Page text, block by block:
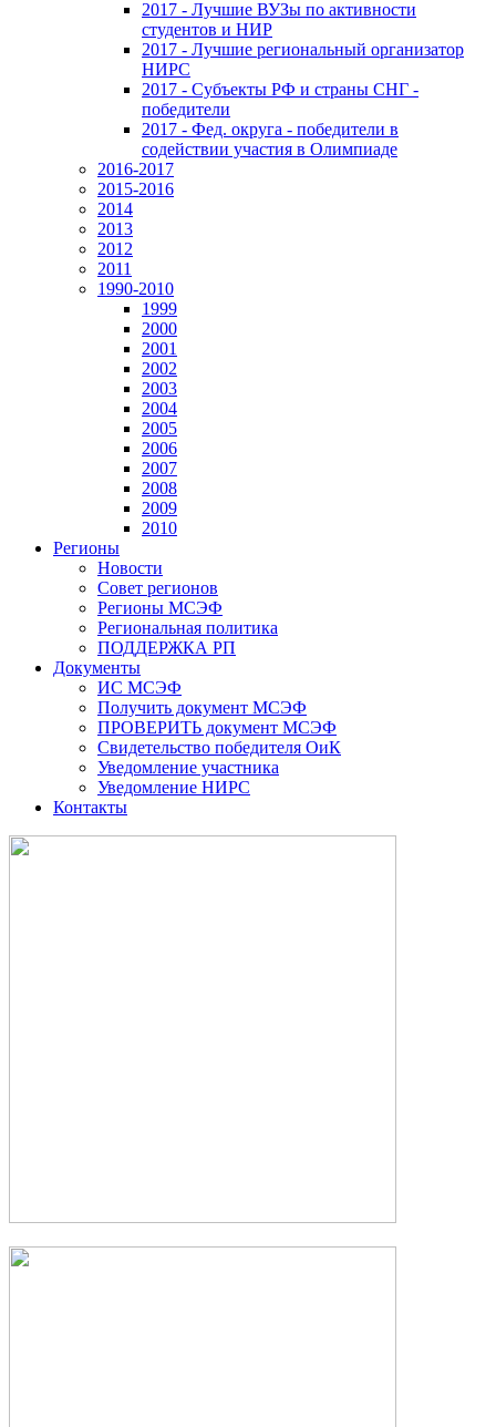
2017 - Лучшие ВУЗы по активности
студентов и НИР
2017 - Лучшие региональный организатор
НИРС
2017 - Субъекты РФ и страны СНГ -
победители
2017 - Фед. округа - победители в
содействии участия в Олимпиаде
2016-2017
2015-2016
2014
2013
2012
2011
1990-2010
1999
2000
2001
2002
2003
2004
2005
2006
2007
2008
2009
2010
Регионы
Новости
Совет регионов
Регионы МСЭФ
Региональная политика
ПОДДЕРЖКА РП
Документы
ИС МСЭФ
Получить документ МСЭФ
ПРОВЕРИТЬ документ МСЭФ
Свидетельство победителя ОиК
Уведомление участника
Уведомление НИРС
Контакты